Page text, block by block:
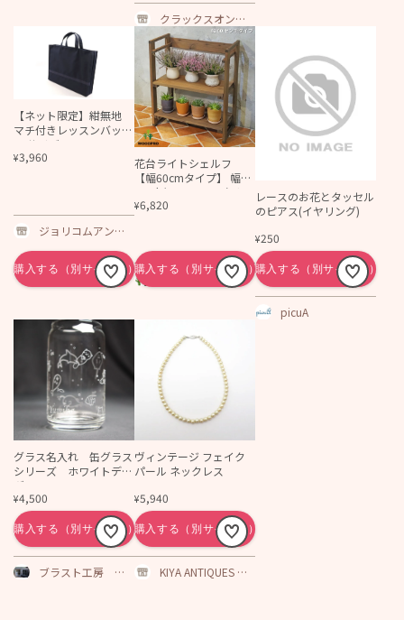
クラックスオンラ
インショップ
【ネット限定】紺無地
マチ付きレッスンバッグ
B4サイズ
¥3,960
ジョリコムアンク
花台ライトシェルフ
【幅60cmタイプ】 幅64
2×奥行310+10×高さ7
50+10ｍｍ ●棚板2枚/
ゴム脚付き
¥6,820
WOODPRO本店
レースのお花とタッセル
のピアス(イヤリング)
¥250
picuA
グラス名入れ 缶グラス
シリーズ ホワイトデー
ギフト
¥4,500
ブラスト工房 オ
ヴィンテージ フェイク
パール ネックレス
¥5,940
KIYA ANTIQUES ON